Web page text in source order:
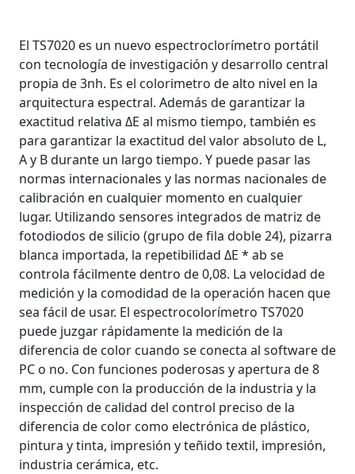
El TS7020 es un nuevo espectroclorímetro portátil
con tecnología de investigación y desarrollo central
propia de 3nh. Es el colorimetro de alto nivel en la
arquitectura espectral. Además de garantizar la
exactitud relativa ΔE al mismo tiempo, también es
para garantizar la exactitud del valor absoluto de L,
A y B durante un largo tiempo. Y puede pasar las
normas internacionales y las normas nacionales de
calibración en cualquier momento en cualquier
lugar. Utilizando sensores integrados de matriz de
fotodiodos de silicio (grupo de fila doble 24), pizarra
blanca importada, la repetibilidad ΔE * ab se
controla fácilmente dentro de 0,08. La velocidad de
medición y la comodidad de la operación hacen que
sea fácil de usar. El espectrocolorímetro TS7020
puede juzgar rápidamente la medición de la
diferencia de color cuando se conecta al software de
PC o no. Con funciones poderosas y apertura de 8
mm, cumple con la producción de la industria y la
inspección de calidad del control preciso de la
diferencia de color como electrónica de plástico,
pintura y tinta, impresión y teñido textil, impresión,
industria cerámica, etc.